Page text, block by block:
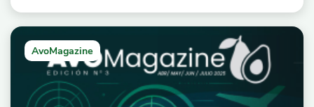
AvoMagazine